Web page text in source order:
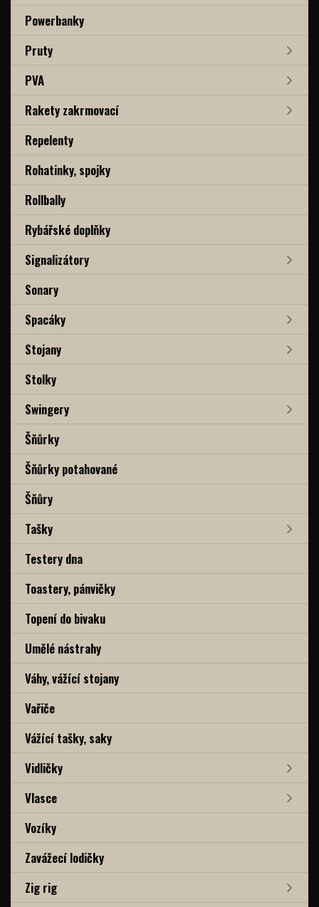
Powerbanky
Pruty
PVA
Rakety zakrmovací
Repelenty
Rohatinky, spojky
Rollbally
Rybářské doplňky
Signalizátory
Sonary
Spacáky
Stojany
Stolky
Swingery
Šňůrky
Šňůrky potahované
Šňůry
Tašky
Testery dna
Toastery, pánvičky
Topení do bivaku
Umělé nástrahy
Váhy, vážící stojany
Vařiče
Vážící tašky, saky
Vidličky
Vlasce
Vozíky
Zavážecí lodičky
Zig rig